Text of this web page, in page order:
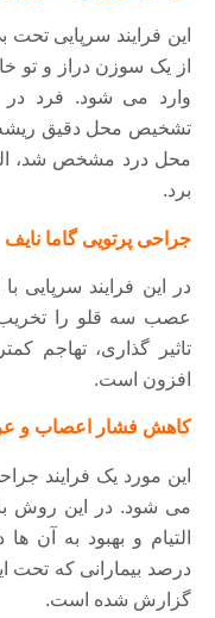
این فرایند سرپایی
از یک سوزن دراز و تو
وارد می شود. فرد در
تشخیص محل دقیق
محل درد مشخص شد،
برد.
جراحی پرتویی گاما نایف
در این فرایند سرپایی
عصب سه قلو را
تاثیر گذاری، تهاجم
افزون است.
کاهش فشار اعصاب و
این مورد یک فرایند
می شود. در این روش
درصد بیمارانی که تحت
گزارش شده است.